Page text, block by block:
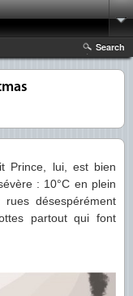
Search
Prince, lui, est bien
: 10°C en plein
désespérément
partout qui font